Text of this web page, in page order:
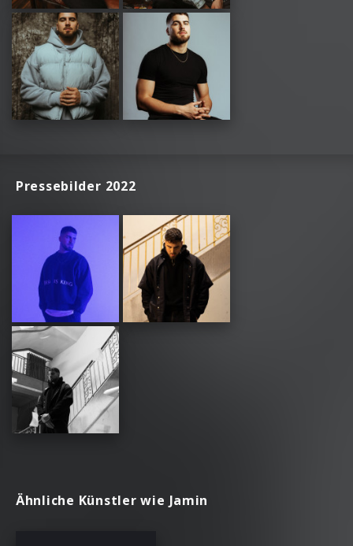
Pressebilder 2022
Ähnliche Künstler wie Jamin